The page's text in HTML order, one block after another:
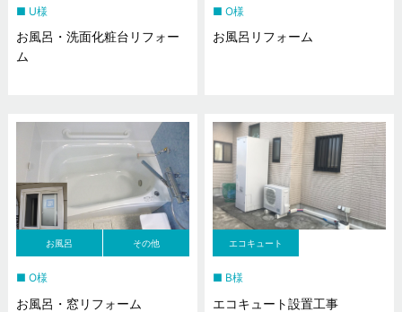
U様
お風呂・洗面化粧台リフォー
ム
O様
お風呂リフォーム
お風呂 その他
O様
お風呂・窓リフォーム
エコキュート
B様
エコキュート設置工事